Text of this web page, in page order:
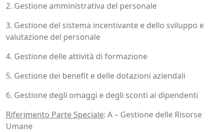
2. Gestione amministrativa del personale
3. Gestione del sistema incentivante e dello sviluppo e
valutazione del personale
4. Gestione delle attività di formazione
5. Gestione dei benefit e delle dotazioni aziendali
6. Gestione degli omaggi e degli sconti ai dipendenti
Riferimento Parte Speciale: A – Gestione delle Risorse
Umane